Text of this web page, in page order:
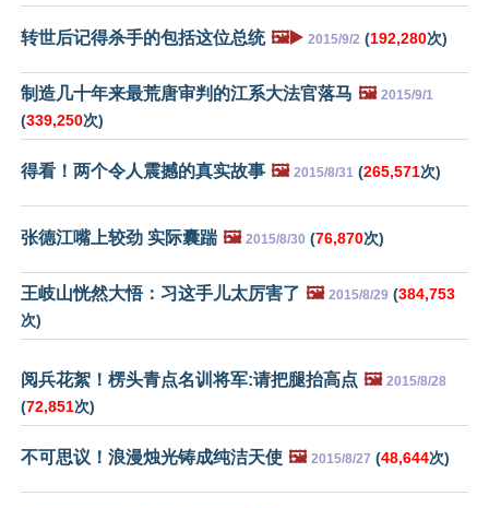
转世后记得杀手的包括这位总统 🖼️▶️ 2015/9/2 (192,280次)
制造几十年来最荒唐审判的江系大法官落马 🖼️ 2015/9/1
(339,250次)
得看！两个令人震撼的真实故事 🖼️ 2015/8/31 (265,571次)
张德江嘴上较劲 实际囊踹 🖼️ 2015/8/30 (76,870次)
王岐山恍然大悟：习这手儿太厉害了 🖼️ 2015/8/29 (384,753
次)
阅兵花絮！楞头青点名训将军:请把腿抬高点 🖼️ 2015/8/28
(72,851次)
不可思议！浪漫烛光铸成纯洁天使 🖼️ 2015/8/27 (48,644次)